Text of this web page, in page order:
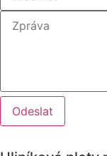
Odeslat